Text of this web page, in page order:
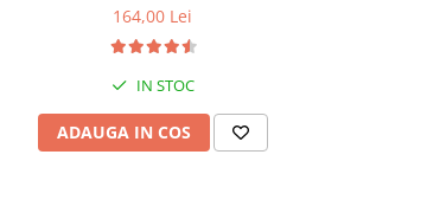
164,00 Lei
IN STOC
ADAUGA IN COS